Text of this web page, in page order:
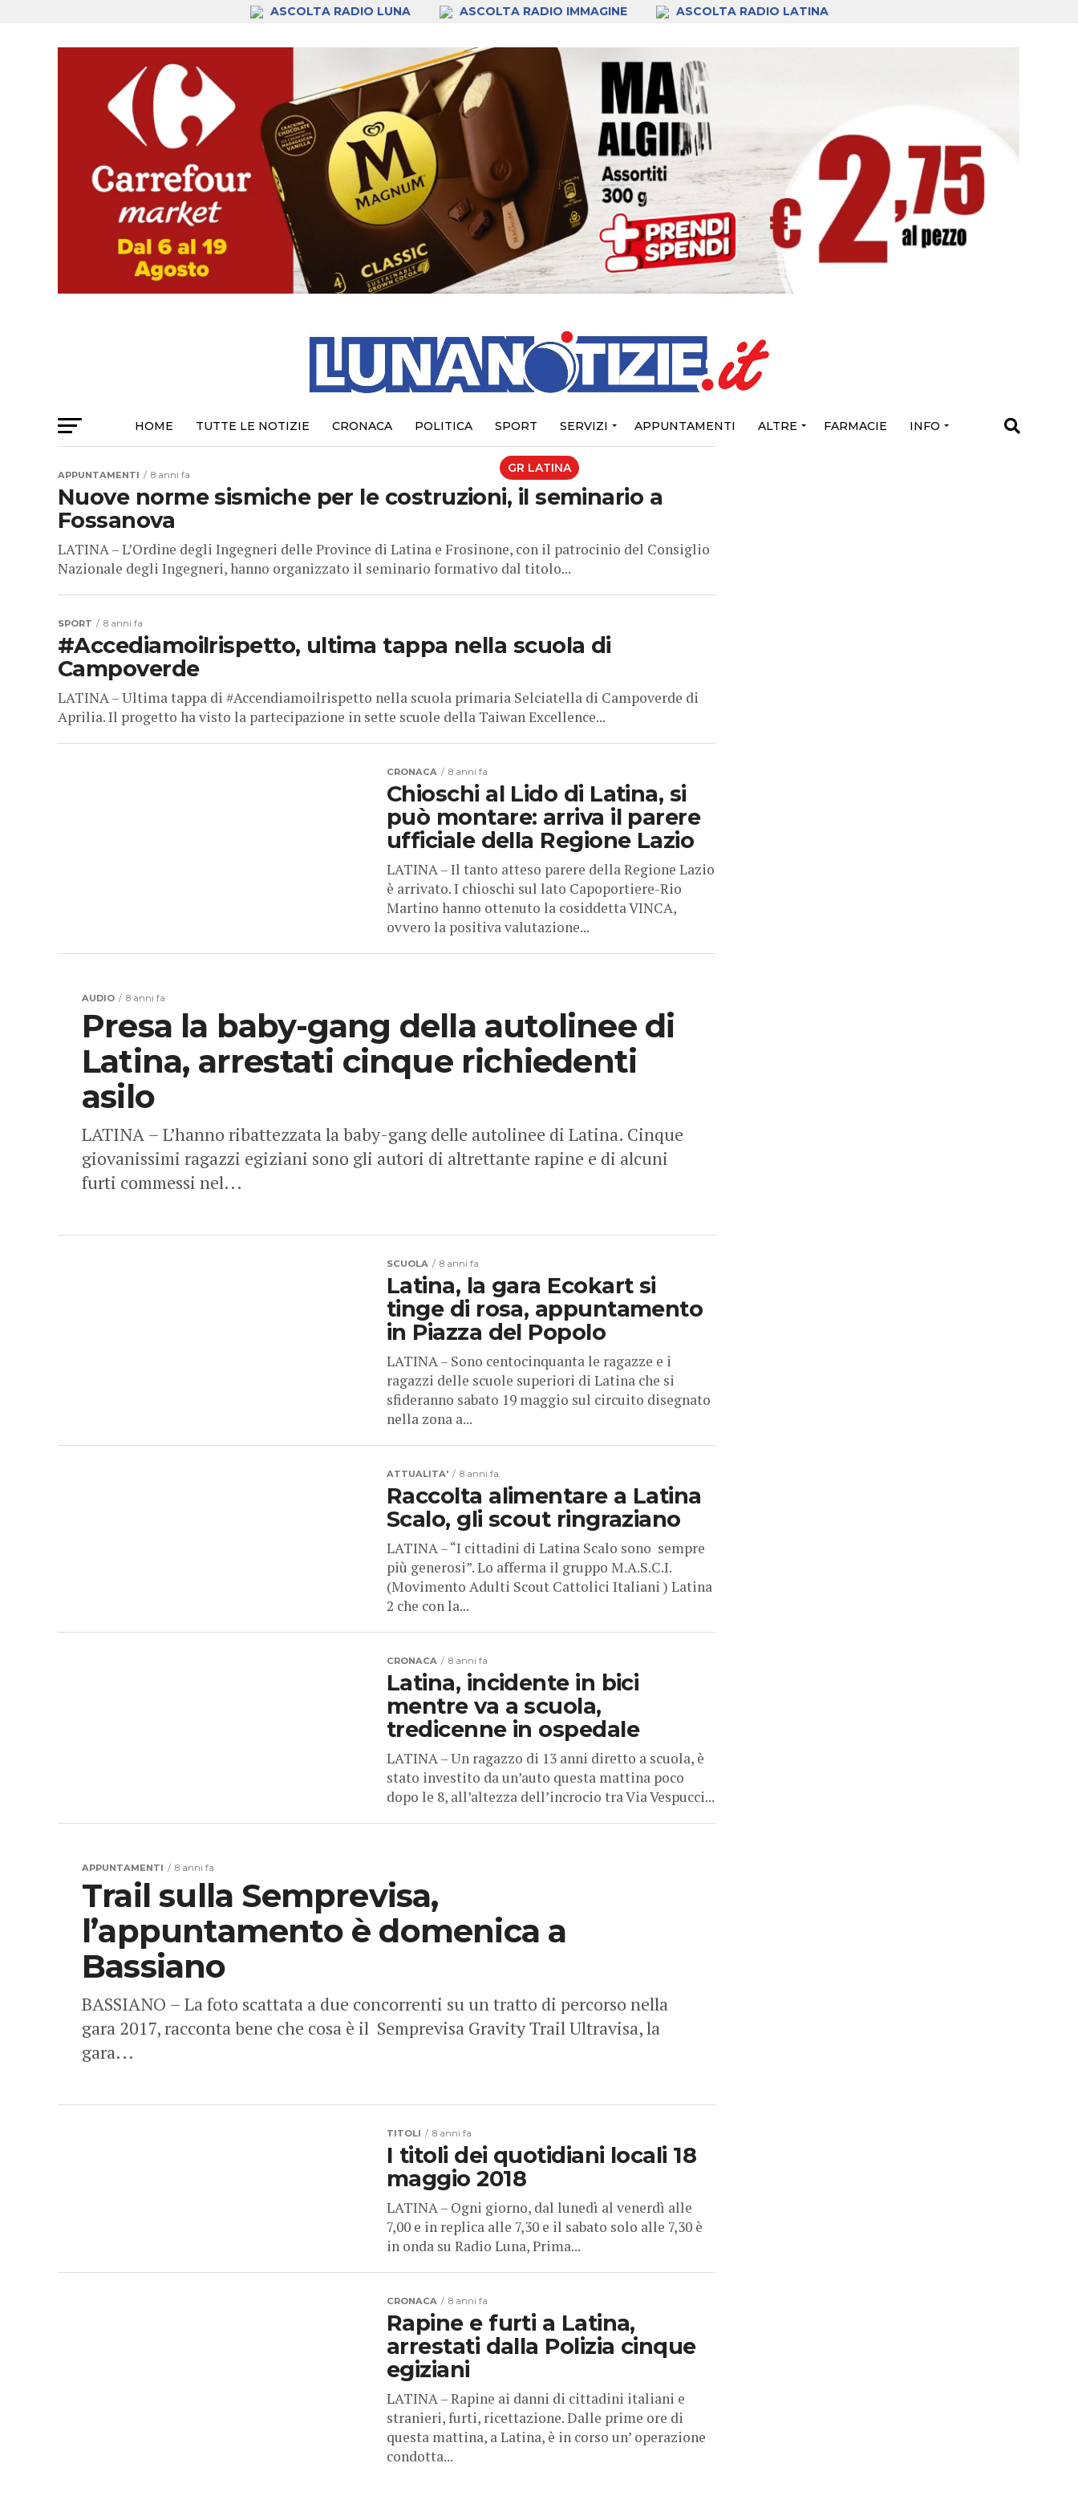
ASCOLTA RADIO LUNA ASCOLTA RADIO IMMAGINE ASCOLTA RADIO LATINA
HOME TUTTE LE NOTIZIE CRONACA POLITICA SPORT SERVIZI APPUNTAMENTI ALTRE FARMACIE INFO
GR LATINA
APPUNTAMENTI 8 anni fa
Nuove norme sismiche per le costruzioni, il seminario a
Fossanova
LATINA – L’Ordine degli Ingegneri delle Province di Latina e Frosinone, con il patrocinio del Consiglio
Nazionale degli Ingegneri, hanno organizzato il seminario formativo dal titolo...
SPORT 8 anni fa
#Accediamoilrispetto, ultima tappa nella scuola di
Campoverde
LATINA – Ultima tappa di #Accendiamoilrispetto nella scuola primaria Selciatella di Campoverde di
Aprilia. Il progetto ha visto la partecipazione in sette scuole della Taiwan Excellence...
CRONACA 8 anni fa
Chioschi al Lido di Latina, si
può montare: arriva il parere
ufficiale della Regione Lazio
LATINA – Il tanto atteso parere della Regione Lazio
è arrivato. I chioschi sul lato Capoportiere-Rio
Martino hanno ottenuto la cosiddetta VINCA,
ovvero la positiva valutazione...
AUDIO 8 anni fa
Presa la baby-gang della autolinee di
Latina, arrestati cinque richiedenti
asilo
LATINA – L’hanno ribattezzata la baby-gang delle autolinee di Latina. Cinque
giovanissimi ragazzi egiziani sono gli autori di altrettante rapine e di alcuni
furti commessi nel...
SCUOLA 8 anni fa
Latina, la gara Ecokart si
tinge di rosa, appuntamento
in Piazza del Popolo
LATINA – Sono centocinquanta le ragazze e i
ragazzi delle scuole superiori di Latina che si
sfideranno sabato 19 maggio sul circuito disegnato
nella zona a...
ATTUALITA' 8 anni fa
Raccolta alimentare a Latina
Scalo, gli scout ringraziano
LATINA – “I cittadini di Latina Scalo sono sempre
più generosi”. Lo afferma il gruppo M.A.S.C.I.
(Movimento Adulti Scout Cattolici Italiani ) Latina
2 che con la...
CRONACA 8 anni fa
Latina, incidente in bici
mentre va a scuola,
tredicenne in ospedale
LATINA – Un ragazzo di 13 anni diretto a scuola, è
stato investito da un’auto questa mattina poco
dopo le 8, all’altezza dell’incrocio tra Via Vespucci...
APPUNTAMENTI 8 anni fa
Trail sulla Semprevisa,
l’appuntamento è domenica a
Bassiano
BASSIANO – La foto scattata a due concorrenti su un tratto di percorso nella
gara 2017, racconta bene che cosa è il Semprevisa Gravity Trail Ultravisa, la
gara...
TITOLI 8 anni fa
I titoli dei quotidiani locali 18
maggio 2018
LATINA – Ogni giorno, dal lunedì al venerdì alle
7,00 e in replica alle 7,30 e il sabato solo alle 7,30 è
in onda su Radio Luna, Prima...
CRONACA 8 anni fa
Rapine e furti a Latina,
arrestati dalla Polizia cinque
egiziani
LATINA – Rapine ai danni di cittadini italiani e
stranieri, furti, ricettazione. Dalle prime ore di
questa mattina, a Latina, è in corso un’ operazione
condotta...